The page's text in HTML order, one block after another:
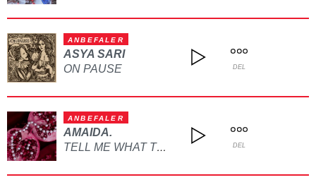
ANBEFALER
ASYA SARI
ON PAUSE
DEL
ANBEFALER
AMAIDA.
TELL ME WHAT TO DO DEL